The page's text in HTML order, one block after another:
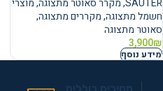
SAUTER
,מקרר סאוטר מתצוגה,מוצרי
חשמל מתצוגה,מקררים מתצוגה,
סאוטר מתצוגה
3,900₪
מידע נוסף